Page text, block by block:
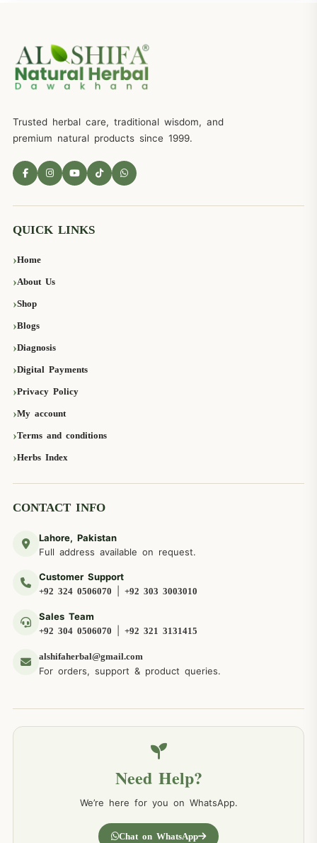
Trusted herbal care, traditional wisdom, and
premium natural products since 1999.
QUICK LINKS
Home
About Us
Shop
Blogs
Diagnosis
Digital Payments
Privacy Policy
My account
Terms and conditions
Herbs Index
CONTACT INFO
Lahore, Pakistan
Full address available on request.
Customer Support
+92 324 0506070 +92 303 3003010
Sales Team
+92 304 0506070 +92 321 3131415
alshifaherbal@gmail.com
For orders, support & product queries.
Need Help?
We’re here for you on WhatsApp.
Chat on WhatsApp